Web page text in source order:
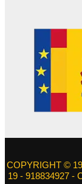
COPYRIGHT ©
19 - 918834927 -